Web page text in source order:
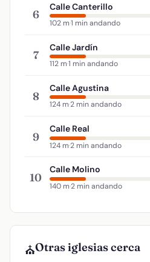
6
Calle Canterillo
102 m·1 min andando
7
Calle Jardín
112 m·1 min andando
8
Calle Agustina
124 m·2 min andando
9
Calle Real
124 m·2 min andando
10
Calle Molino
140 m·2 min andando
⛪Otras iglesias cerca